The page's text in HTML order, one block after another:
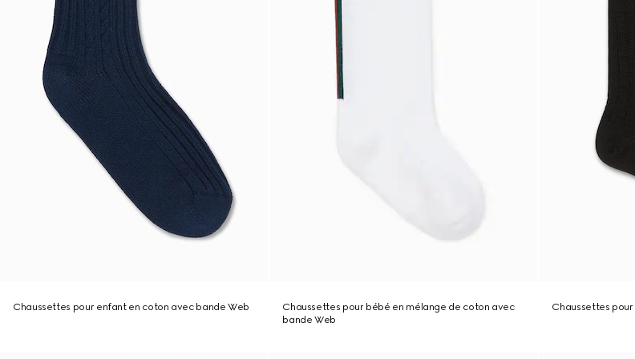
Chaussettes pour enfant en coton avec bande Web
Chaussettes pour bébé en mélange de coton avec
bande Web
Chaussettes